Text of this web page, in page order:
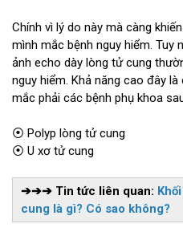
Chính vì lý do này mà càng
mình mắc bệnh nguy hiểm. Tuy
ảnh echo dày lòng tử cung
nguy hiểm. Khả năng cao đây
mắc phải các bệnh phụ khoa
⦿ Polyp lòng tử cung
⦿ U xơ tử cung
➔➔➔ Tin tức liên quan:
cung là gì? Có sao không?